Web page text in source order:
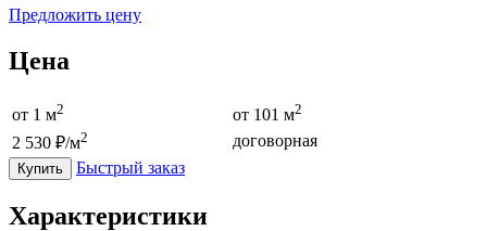
Предложить цену
Цена
от 1 м2 от 101 м2
2 530 ₽/м2 договорная
Купить Быстрый заказ
Характеристики